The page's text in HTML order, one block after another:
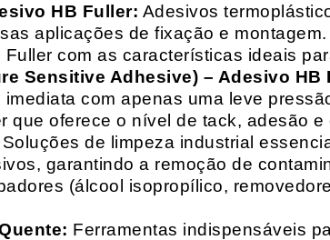
HB Fuller: Adesivos
aplicações de fixação e
com as características ideais
Sensitive Adhesive) – Adesivo HB
com apenas uma leve
que oferece o nível de tack, adesão
Soluções de limpeza industrial
garantindo a remoção de
(álcool isopropílico,
Ferramentas indispensáveis